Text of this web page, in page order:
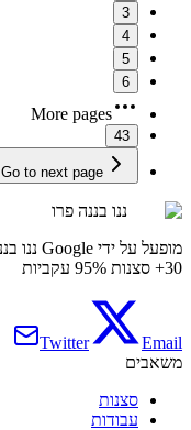
3
4
5
6
More pages
43
Go to next page
ננו בננה פרו
30+ סצנות 95% עקביות
Twitter
Email
משאבים
סצנות
עבודות